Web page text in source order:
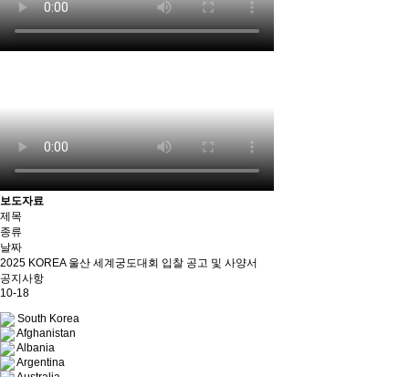
보도자료
제목
종류
날짜
2025 KOREA 울산 세계궁도대회 입찰 공고 및 사양서
공지사항
10-18
South Korea
Afghanistan
Albania
Argentina